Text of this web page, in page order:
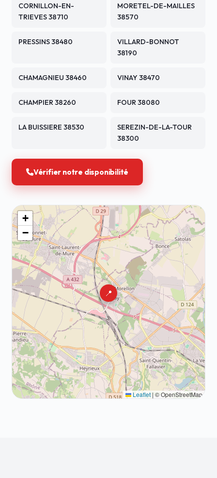
CORNILLON-EN-
TRIEVES 38710
MORETEL-DE-MAILLES
38570
PRESSINS 38480
VILLARD-BONNOT
38190
CHAMAGNIEU 38460 VINAY 38470
CHAMPIER 38260 FOUR 38080
LA BUISSIERE 38530
SEREZIN-DE-LA-TOUR
38300
Vérifier notre disponibilité
📍
+
−
Leaflet | © OpenStreetMap